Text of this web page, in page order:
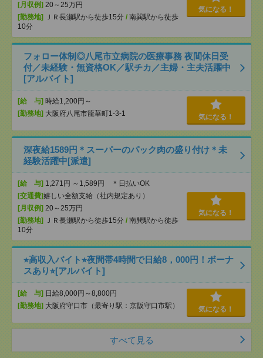
[月収例] 20～25万円
[勤務地]
ＪＲ長瀬駅から徒歩15分 / 南巽駅から徒歩
10分
気になる！
フォロー体制◎八尾市立病院の医療事務 夜間休日受
付／未経験・無資格OK／駅チカ／主婦・主夫活躍中
[アルバイト]
[給 与] 時給1,200円～
[勤務地] 大阪府八尾市龍華町1-3-1 気になる！
深夜給1589円＊スーパーのパック肉の盛り付け＊未
経験活躍中[派遣]
[給 与] 1,271円 ～1,589円 ＊日払いOK
[交通費]嬉しい全額支給（社内規定あり）
[月収例] 20～25万円
[勤務地]
ＪＲ長瀬駅から徒歩15分 / 南巽駅から徒歩
10分
気になる！
⭐︎高収入バイト⭐︎夜間帯4時間で日給8，000円！ボーナ
スあり⭐︎[アルバイト]
[給 与] 日給8,000円～8,800円
[勤務地] 大阪府守口市（最寄り駅：京阪守口市駅） 気になる！
すべて見る